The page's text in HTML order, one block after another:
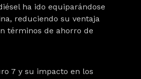
ha ido equiparándose
, reduciendo su ventaja
términos de ahorro de
7 y su impacto en los